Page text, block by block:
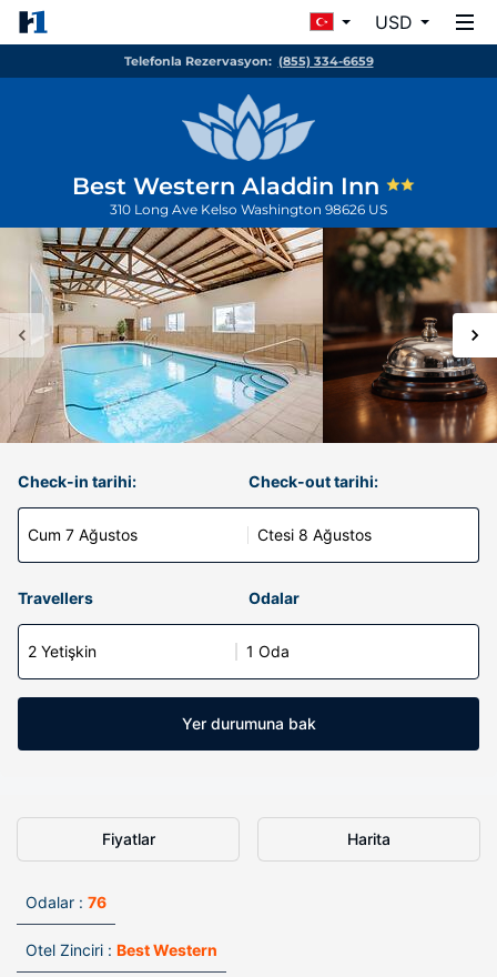
USD
Telefonla Rezervasyon: (855) 334-6659
Best Western Aladdin Inn
310 Long Ave Kelso Washington 98626 US
Check-in tarihi:
Cum 7 Ağustos
Check-out tarihi:
Ctesi 8 Ağustos
Travellers Odalar
2 Yetişkin 1 Oda
Yer durumuna bak
Fiyatlar Harita
Odalar : 76
Otel Zinciri : Best Western